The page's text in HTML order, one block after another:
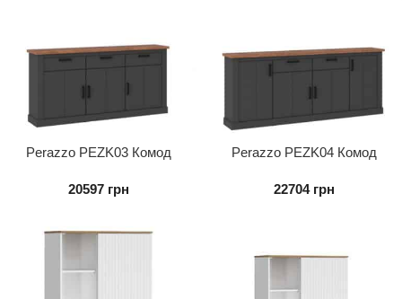
Perazzo PEZK03 Комод
20597 грн
Perazzo PEZK04 Комод
22704 грн